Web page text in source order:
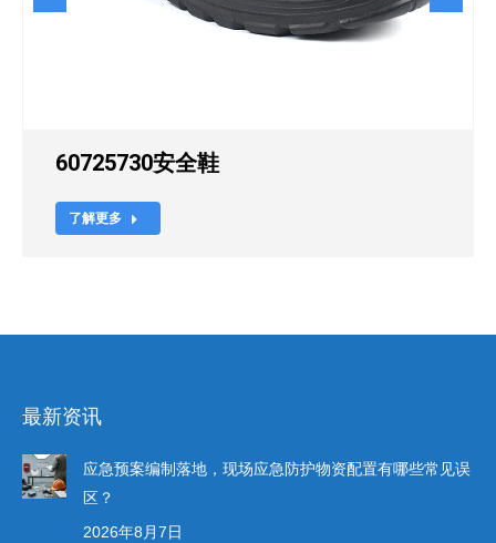
60725730安全鞋
了解更多
最新资讯
应急预案编制落地，现场应急防护物资配置有哪些常见误
区？
2026年8月7日